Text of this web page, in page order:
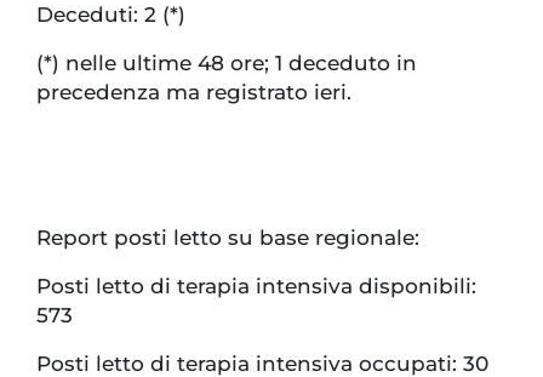
Deceduti: 2 (*)
(*) nelle ultime 48 ore; 1 deceduto in
precedenza ma registrato ieri.
Report posti letto su base regionale:
Posti letto di terapia intensiva disponibili:
573
Posti letto di terapia intensiva occupati: 30